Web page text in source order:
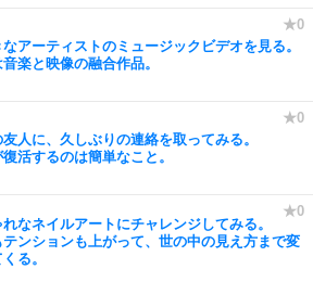
アーティストのミュージックビデオを見る。
楽と映像の融合作品。
人に、久しぶりの連絡を取ってみる。
活するのは簡単なこと。
なネイルアートにチャレンジしてみる。
テンションも上がって、世の中の見え方まで変
る。